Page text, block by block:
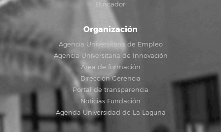
Buscador
Organización
Agencia Universitaria de Empleo
Agencia Universitaria de Innovación
Área de formación
Dirección Gerencia
Portal de transparencia
Noticias Fundación
Agenda Universidad de La Laguna